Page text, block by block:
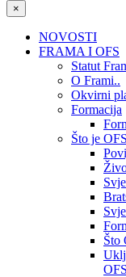
×
NOVOSTI
FRAMA I OFS
Statut
O Frami..
Okvirni
Formacija
Što je
Što
OFS